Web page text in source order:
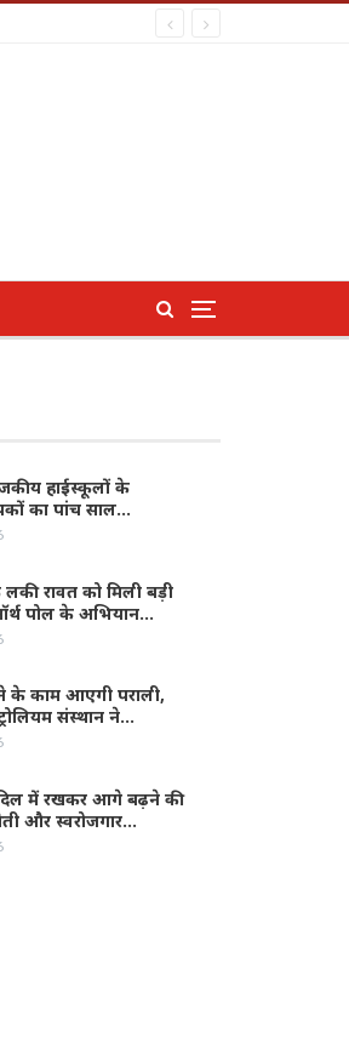
हाईस्कूलों के
का पांच साल…
रावत को मिली बड़ी
पोल के अभियान…
के काम आएगी पराली,
संस्थान ने…
में रखकर आगे बढ़ने की
और स्वरोजगार…